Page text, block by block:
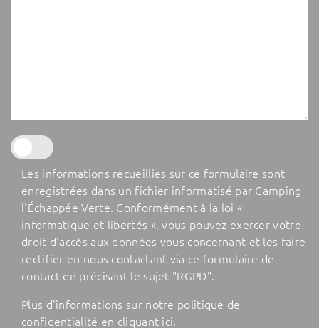
Les informations recueillies sur ce formulaire sont
enregistrées dans un fichier informatisé par Camping
l'Échappée Verte. Conformément à la loi «
informatique et libertés », vous pouvez exercer votre
droit d'accès aux données vous concernant et les faire
rectifier en nous contactant via ce formulaire de
contact en précisant le sujet "RGPD".
Plus d'informations sur notre politique de
confidentialité en cliquant ici.